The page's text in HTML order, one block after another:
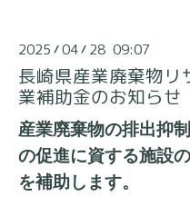
2025 /04/ 28 09:07
長崎県産業廃棄物リ
業補助金のお知らせ
産業廃棄物の排出抑
の促進に資する施設
を補助します。